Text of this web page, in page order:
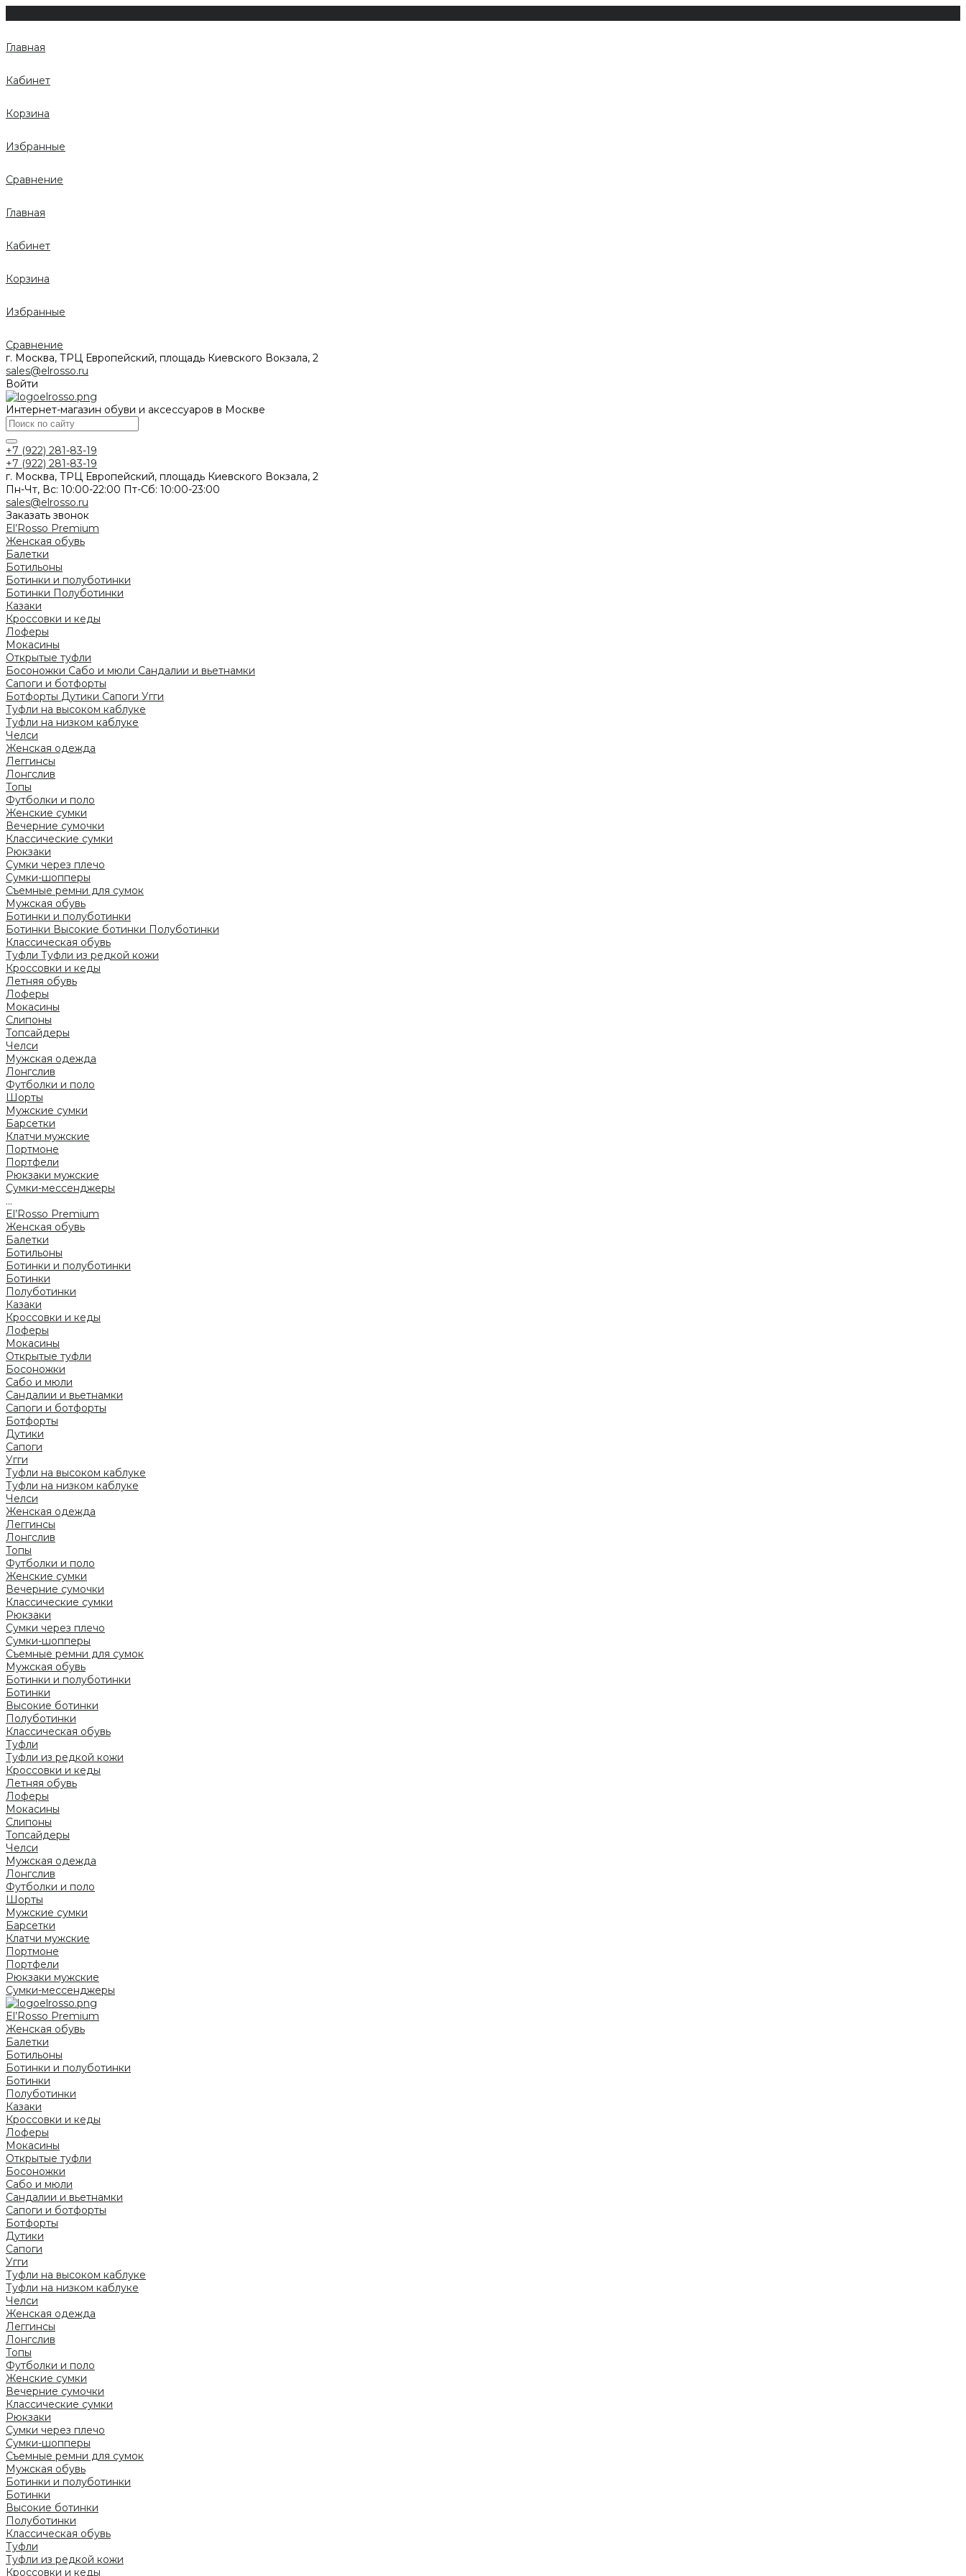
Главная
Кабинет
Корзина
Избранные
Сравнение
Главная
Кабинет
Корзина
Избранные
Сравнение
г. Москва, ТРЦ Европейский, площадь Киевского Вокзала, 2
sales@elrosso.ru
Войти
Интернет-магазин обуви и аксессуаров в Москве
+7 (922) 281-83-19
+7 (922) 281-83-19
г. Москва, ТРЦ Европейский, площадь Киевского Вокзала, 2
Пн-Чт, Вс: 10:00-22:00 Пт-Сб: 10:00-23:00
sales@elrosso.ru
Заказать звонок
El’Rosso Premium
Женская обувь
Балетки
Ботильоны
Ботинки и полуботинки
Ботинки Полуботинки
Казаки
Кроссовки и кеды
Лоферы
Мокасины
Открытые туфли
Босоножки Сабо и мюли Сандалии и вьетнамки
Сапоги и ботфорты
Ботфорты Дутики Сапоги Угги
Туфли на высоком каблуке
Туфли на низком каблуке
Челси
Женская одежда
Леггинсы
Лонгслив
Топы
Футболки и поло
Женские сумки
Вечерние сумочки
Классические сумки
Рюкзаки
Сумки через плечо
Сумки-шопперы
Съемные ремни для сумок
Мужская обувь
Ботинки и полуботинки
Ботинки Высокие ботинки Полуботинки
Классическая обувь
Туфли Туфли из редкой кожи
Кроссовки и кеды
Летняя обувь
Лоферы
Мокасины
Слипоны
Топсайдеры
Челси
Мужская одежда
Лонгслив
Футболки и поло
Шорты
Мужские сумки
Барсетки
Клатчи мужские
Портмоне
Портфели
Рюкзаки мужские
Сумки-мессенджеры
...
El’Rosso Premium
Женская обувь
Балетки
Ботильоны
Ботинки и полуботинки
Ботинки
Полуботинки
Казаки
Кроссовки и кеды
Лоферы
Мокасины
Открытые туфли
Босоножки
Сабо и мюли
Сандалии и вьетнамки
Сапоги и ботфорты
Ботфорты
Дутики
Сапоги
Угги
Туфли на высоком каблуке
Туфли на низком каблуке
Челси
Женская одежда
Леггинсы
Лонгслив
Топы
Футболки и поло
Женские сумки
Вечерние сумочки
Классические сумки
Рюкзаки
Сумки через плечо
Сумки-шопперы
Съемные ремни для сумок
Мужская обувь
Ботинки и полуботинки
Ботинки
Высокие ботинки
Полуботинки
Классическая обувь
Туфли
Туфли из редкой кожи
Кроссовки и кеды
Летняя обувь
Лоферы
Мокасины
Слипоны
Топсайдеры
Челси
Мужская одежда
Лонгслив
Футболки и поло
Шорты
Мужские сумки
Барсетки
Клатчи мужские
Портмоне
Портфели
Рюкзаки мужские
Сумки-мессенджеры
El’Rosso Premium
Женская обувь
Балетки
Ботильоны
Ботинки и полуботинки
Ботинки
Полуботинки
Казаки
Кроссовки и кеды
Лоферы
Мокасины
Открытые туфли
Босоножки
Сабо и мюли
Сандалии и вьетнамки
Сапоги и ботфорты
Ботфорты
Дутики
Сапоги
Угги
Туфли на высоком каблуке
Туфли на низком каблуке
Челси
Женская одежда
Леггинсы
Лонгслив
Топы
Футболки и поло
Женские сумки
Вечерние сумочки
Классические сумки
Рюкзаки
Сумки через плечо
Сумки-шопперы
Съемные ремни для сумок
Мужская обувь
Ботинки и полуботинки
Ботинки
Высокие ботинки
Полуботинки
Классическая обувь
Туфли
Туфли из редкой кожи
Кроссовки и кеды